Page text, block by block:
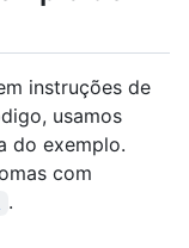
instruções de
usamos
do exemplo.
com
.